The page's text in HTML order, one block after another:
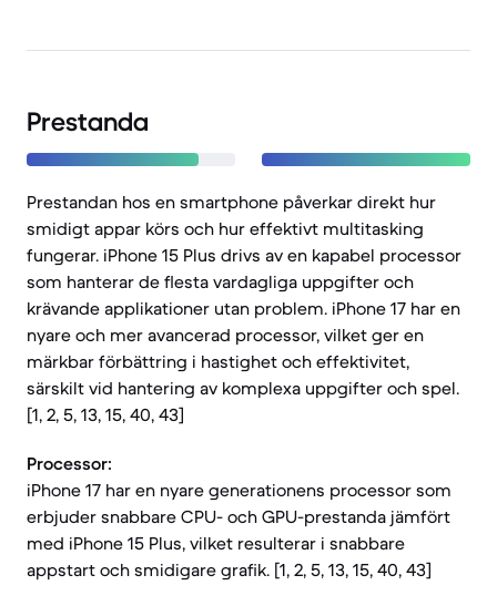
Prestanda
Prestandan hos en smartphone påverkar direkt hur
smidigt appar körs och hur effektivt multitasking
fungerar. iPhone 15 Plus drivs av en kapabel processor
som hanterar de flesta vardagliga uppgifter och
krävande applikationer utan problem. iPhone 17 har en
nyare och mer avancerad processor, vilket ger en
märkbar förbättring i hastighet och effektivitet,
särskilt vid hantering av komplexa uppgifter och spel.
[1, 2, 5, 13, 15, 40, 43]
Processor:
iPhone 17 har en nyare generationens processor som
erbjuder snabbare CPU- och GPU-prestanda jämfört
med iPhone 15 Plus, vilket resulterar i snabbare
appstart och smidigare grafik. [1, 2, 5, 13, 15, 40, 43]